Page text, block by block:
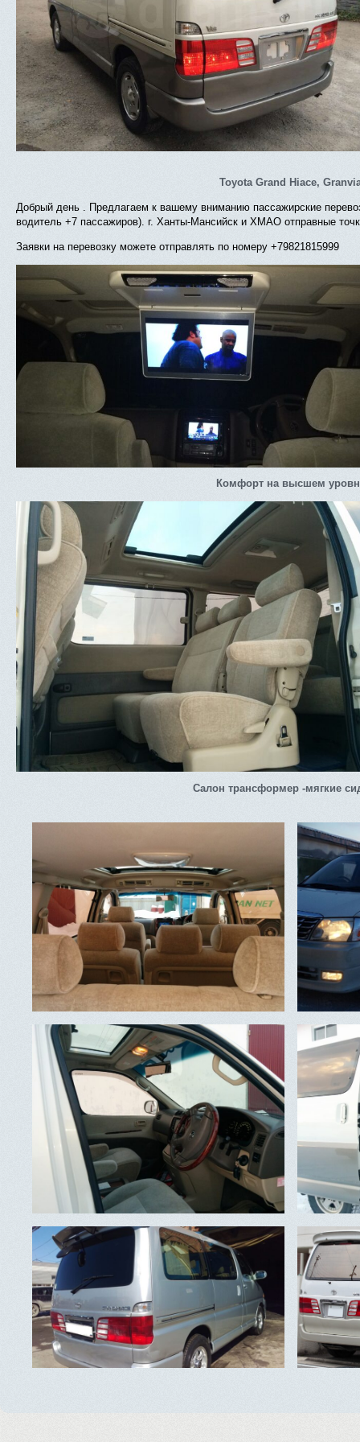
Toyota Grand Hiace,
Добрый день . Предлагаем к вашему вниманию пассажирские
водитель +7 пассажиров). г. Ханты-Мансийск и ХМАО отправные
Заявки на перевозку можете отправлять по номеру +79821815999
Комфорт на высшем
Салон трансформер -мягкие